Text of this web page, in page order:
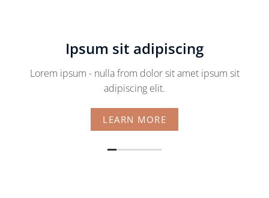
Ipsum sit adipiscing
Lorem ipsum - nulla from dolor sit amet ipsum sit
adipiscing elit.
LEARN MORE